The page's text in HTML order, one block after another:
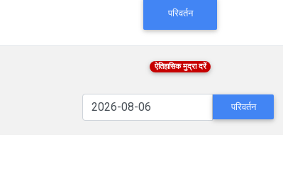
परिवर्तन
ऐतिहासिक मुद्रा दरें
परिवर्तन